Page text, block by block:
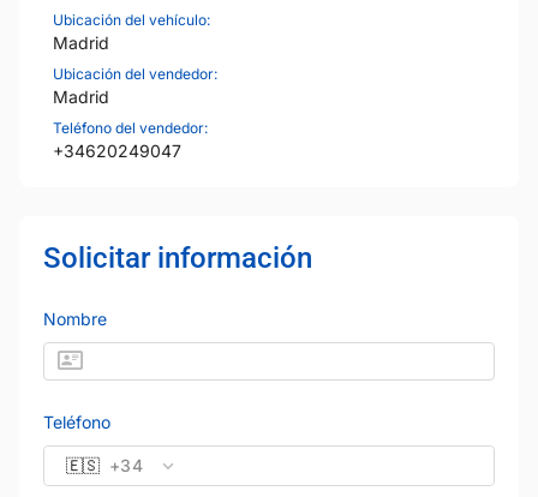
Ubicación del vehículo:
Madrid
Ubicación del vendedor:
Madrid
Teléfono del vendedor:
+34620249047
Solicitar información
Nombre
Teléfono
🇪🇸 +34